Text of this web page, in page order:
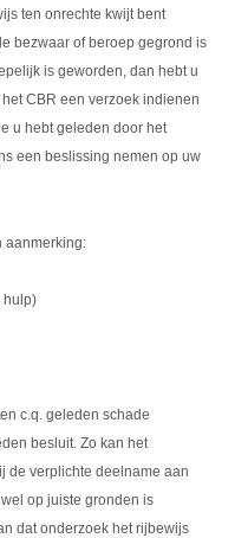
ten onrechte kwijt bent
bezwaar of beroep gegrond is
is geworden, dan hebt u
CBR een verzoek indienen
u hebt geleden door het
een beslissing nemen op uw
aanmerking:
hulp)
c.q. geleden schade
besluit. Zo kan het
de verplichte deelname aan
op juiste gronden is
dat onderzoek het rijbewijs